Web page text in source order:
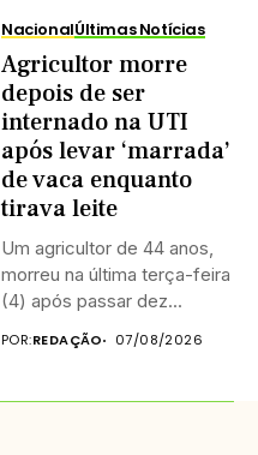
NacionalÚltimas Notícias
Agricultor morre
depois de ser
internado na UTI
após levar ‘marrada’
de vaca enquanto
tirava leite
Um agricultor de 44 anos,
morreu na última terça-feira
(4) após passar dez...
POR:REDAÇÃO 07/08/2026